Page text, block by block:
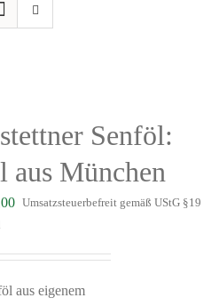
Senföl:
aus München
Umsatzsteuerbefreit gemäß UStG §19
aus eigenem